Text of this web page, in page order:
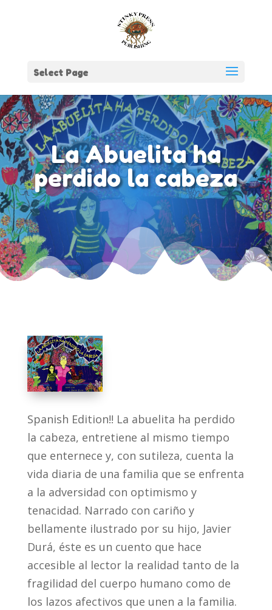
Select Page
La Abuelita ha
perdido la cabeza
Spanish Edition!! La abuelita ha perdido
la cabeza, entretiene al mismo tiempo
que enternece y, con sutileza, cuenta la
vida diaria de una familia que se enfrenta
a la adversidad con optimismo y
tenacidad. Narrado con cariño y
bellamente ilustrado por su hijo, Javier
Durá, éste es un cuento que hace
accesible al lector la realidad tanto de la
fragilidad del cuerpo humano como de
los lazos afectivos que unen a la familia.